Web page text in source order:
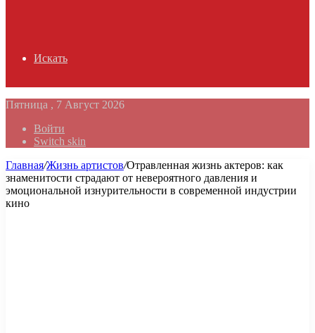
Искать
Пятница , 7 Август 2026
Войти
Switch skin
Главная/Жизнь артистов/Отравленная жизнь актеров: как
знаменитости страдают от невероятного давления и
эмоциональной изнурительности в современной индустрии
кино